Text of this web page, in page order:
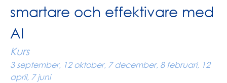
smartare och effektivare med
AI
Kurs
3 september, 12 oktober, 7 december, 8 februari, 12
april, 7 juni